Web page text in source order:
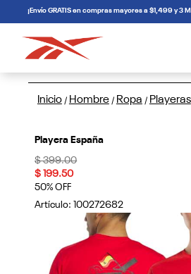
connectif¡Envío GRATIS en compras mayores a $1,499 y 3
Inicio / Hombre / Ropa / Playeras
Playera España
Price reduced from
$ 399.00to
$ 199.50
50% OFF
Artículo: 100272682